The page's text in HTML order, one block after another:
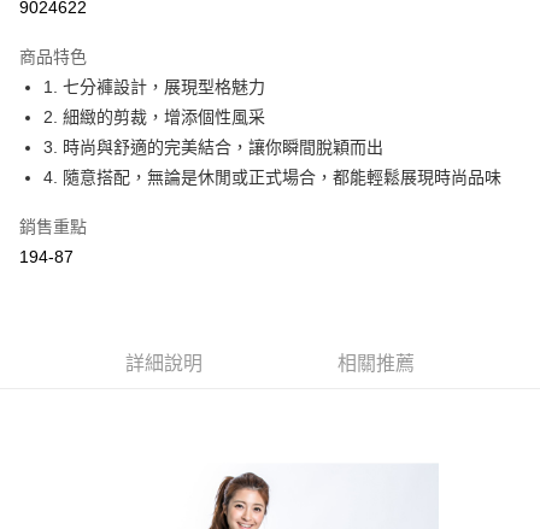
運送方式
付款後全家取貨
每筆NT$60，滿NT$1,000(含以上)免運費
9024622
商品特色
1. 七分褲設計，展現型格魅力
2. 細緻的剪裁，增添個性風采
3. 時尚與舒適的完美結合，讓你瞬間脫穎而出
4. 隨意搭配，無論是休閒或正式場合，都能輕鬆展現時尚品味
銷售重點
194-87
詳細說明 相關推薦